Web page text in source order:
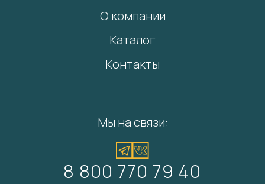
О компании
Каталог
Контакты
Мы на связи:
8 800 770 79 40